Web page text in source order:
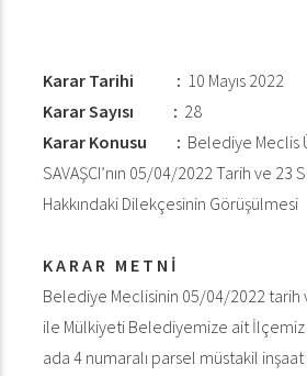
Karar Tarihi : 10 Mayıs 2022
Karar Sayısı : 28
Karar Konusu : Belediye Meclis
SAVAŞCI’nın 05/04/2022 Tarih ve 23
Hakkındaki Dilekçesinin Görüşülmesi
K A R A R M E T N İ
Belediye Meclisinin 05/04/2022 tarih
ile Mülkiyeti Belediyemize ait İlçemiz
ada 4 numaralı parsel müstakil inşaat